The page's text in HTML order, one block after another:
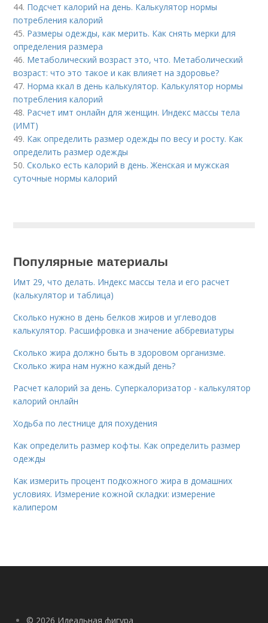
44. Подсчет калорий на день. Калькулятор нормы
потребления калорий
45. Размеры одежды, как мерить. Как снять мерки для
определения размера
46. Метаболический возраст это, что. Метаболический
возраст: что это такое и как влияет на здоровье?
47. Норма ккал в день калькулятор. Калькулятор нормы
потребления калорий
48. Расчет имт онлайн для женщин. Индекс массы тела
(ИМТ)
49. Как определить размер одежды по весу и росту. Как
определить размер одежды
50.Сколько есть калорий в день. Женская и мужская
суточные нормы калорий
Популярные материалы
Имт 29, что делать. Индекс массы тела и его расчет
(калькулятор и таблица)
Сколько нужно в день белков жиров и углеводов
калькулятор. Расшифровка и значение аббревиатуры
Сколько жира должно быть в здоровом организме.
Сколько жира нам нужно каждый день?
Расчет калорий за день. Суперкалоризатор - калькулятор
калорий онлайн
Ходьба по лестнице для похудения
Как определить размер кофты. Как определить размер
одежды
Как измерить процент подкожного жира в домашних
условиях. Измерение кожной складки: измерение
калипером
© 2026 Идеальная фигура